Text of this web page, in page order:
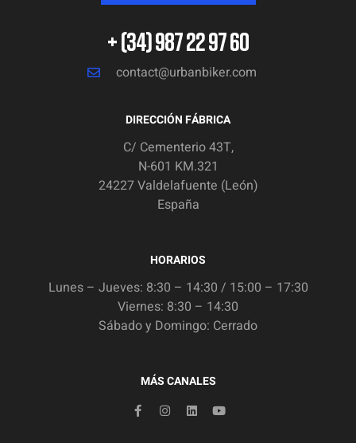
+ (34) 987 22 97 60
contact@urbanbiker.com
DIRECCIÓN FÁBRICA
C/ Cementerio 43T,
N-601 KM.321
24227 Valdelafuente (León)
España
HORARIOS
Lunes – Jueves: 8:30 – 14:30 / 15:00 – 17:30
Viernes: 8:30 – 14:30
Sábado y Domingo: Cerrado
MÁS CANALES